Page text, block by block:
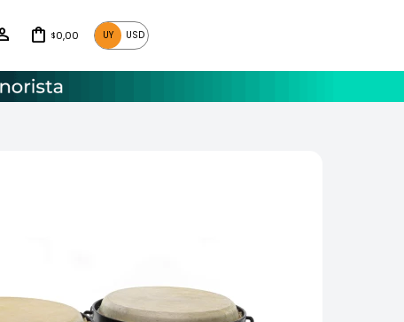
$0,00 UY USD